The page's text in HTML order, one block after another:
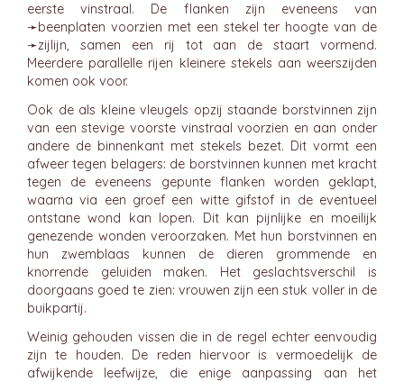
eerste vinstraal. De flanken zijn eveneens van
➛beenplaten voorzien met een stekel ter hoogte van de
➛zijlijn, samen een rij tot aan de staart vormend.
Meerdere parallelle rijen kleinere stekels aan weerszijden
komen ook voor.
Ook de als kleine vleugels opzij staande borstvinnen zijn
van een stevige voorste vinstraal voorzien en aan onder
andere de binnenkant met stekels bezet. Dit vormt een
afweer tegen belagers: de borstvinnen kunnen met kracht
tegen de eveneens gepunte flanken worden geklapt,
waarna via een groef een witte gifstof in de eventueel
ontstane wond kan lopen. Dit kan pijnlijke en moeilijk
genezende wonden veroorzaken. Met hun borstvinnen en
hun zwemblaas kunnen de dieren grommende en
knorrende geluiden maken. Het geslachtsverschil is
doorgaans goed te zien: vrouwen zijn een stuk voller in de
buikpartij.
Weinig gehouden vissen die in de regel echter eenvoudig
zijn te houden. De reden hiervoor is vermoedelijk de
afwijkende leefwijze, die enige aanpassing aan het